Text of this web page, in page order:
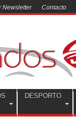
Newsletter Contacto
DESPORTO